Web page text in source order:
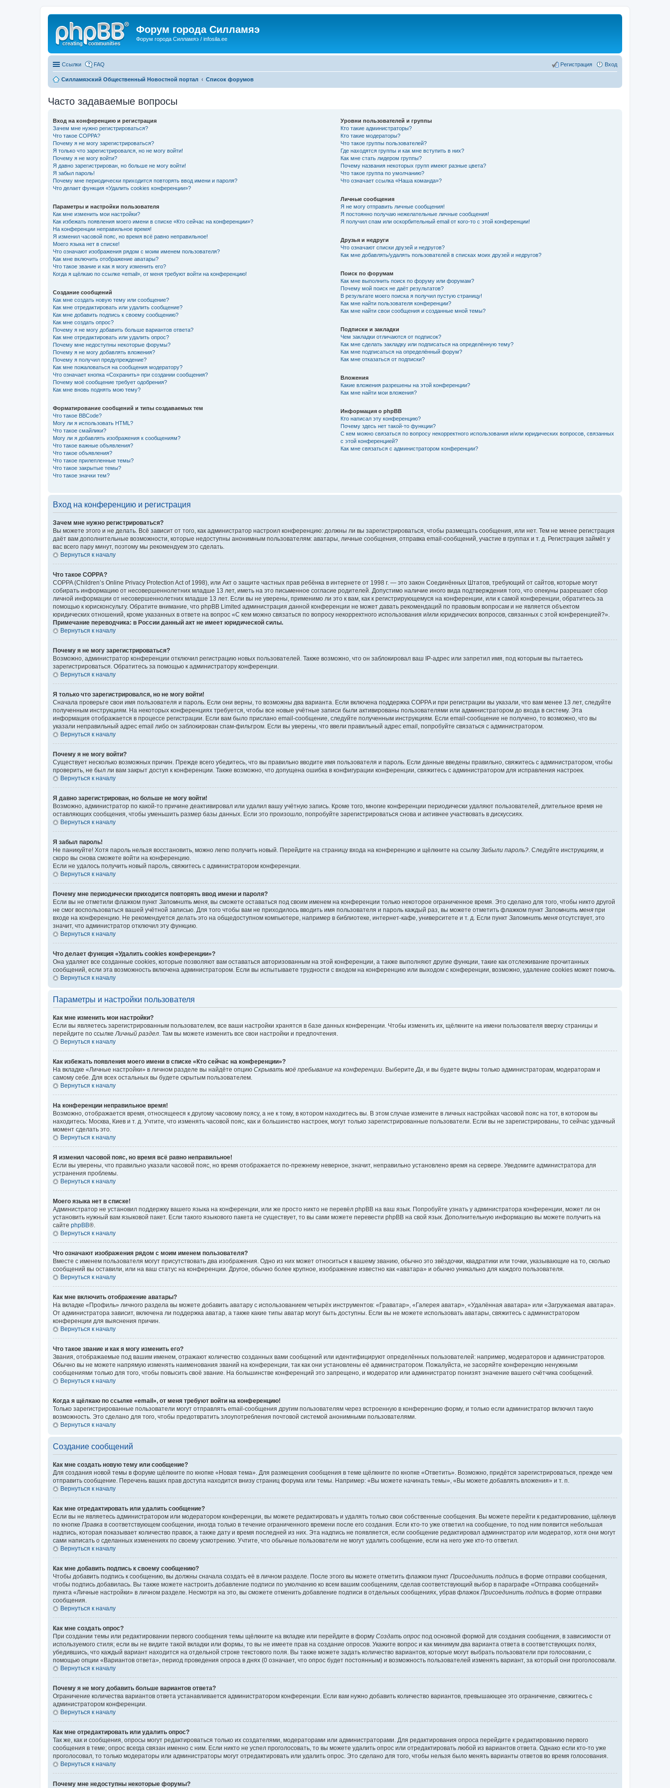
Форум города Силламяэ
Форум города Силламяэ / infosila.ee
Ссылки FAQ Вход
Регистрация
Силламяэский Общественный Новостной портал Список форумов
Часто задаваемые вопросы
Вход на конференцию и регистрация
Зачем мне нужно регистрироваться?
Что такое COPPA?
Почему я не могу зарегистрироваться?
Я только что зарегистрировался, но не могу войти!
Почему я не могу войти?
Я давно зарегистрирован, но больше не могу войти!
Я забыл пароль!
Почему мне периодически приходится повторять ввод имени и пароля?
Что делает функция «Удалить cookies конференции»?
Параметры и настройки пользователя
Как мне изменить мои настройки?
Как избежать появления моего имени в списке «Кто сейчас на конференции»?
На конференции неправильное время!
Я изменил часовой пояс, но время всё равно неправильное!
Моего языка нет в списке!
Что означают изображения рядом с моим именем пользователя?
Как мне включить отображение аватары?
Что такое звание и как я могу изменить его?
Когда я щёлкаю по ссылке «email», от меня требуют войти на конференцию!
Создание сообщений
Как мне создать новую тему или сообщение?
Как мне отредактировать или удалить сообщение?
Как мне добавить подпись к своему сообщению?
Как мне создать опрос?
Почему я не могу добавить больше вариантов ответа?
Как мне отредактировать или удалить опрос?
Почему мне недоступны некоторые форумы?
Почему я не могу добавлять вложения?
Почему я получил предупреждение?
Как мне пожаловаться на сообщения модератору?
Что означает кнопка «Сохранить» при создании сообщения?
Почему моё сообщение требует одобрения?
Как мне вновь поднять мою тему?
Форматирование сообщений и типы создаваемых тем
Что такое BBCode?
Могу ли я использовать HTML?
Что такое смайлики?
Могу ли я добавлять изображения к сообщениям?
Что такое важные объявления?
Что такое объявления?
Что такое прилепленные темы?
Что такое закрытые темы?
Что такое значки тем?
Уровни пользователей и группы
Кто такие администраторы?
Кто такие модераторы?
Что такое группы пользователей?
Где находятся группы и как мне вступить в них?
Как мне стать лидером группы?
Почему названия некоторых групп имеют разные цвета?
Что такое группа по умолчанию?
Что означает ссылка «Наша команда»?
Личные сообщения
Я не могу отправить личные сообщения!
Я постоянно получаю нежелательные личные сообщения!
Я получил спам или оскорбительный email от кого-то с этой конференции!
Друзья и недруги
Что означают списки друзей и недругов?
Как мне добавлять/удалять пользователей в списках моих друзей и недругов?
Поиск по форумам
Как мне выполнить поиск по форуму или форумам?
Почему мой поиск не даёт результатов?
В результате моего поиска я получил пустую страницу!
Как мне найти пользователя конференции?
Как мне найти свои сообщения и созданные мной темы?
Подписки и закладки
Чем закладки отличаются от подписок?
Как мне сделать закладку или подписаться на определённую тему?
Как мне подписаться на определённый форум?
Как мне отказаться от подписки?
Вложения
Какие вложения разрешены на этой конференции?
Как мне найти мои вложения?
Информация о phpBB
Кто написал эту конференцию?
Почему здесь нет такой-то функции?
С кем можно связаться по вопросу некорректного использования и/или юридических вопросов, связанных
с этой конференцией?
Как мне связаться с администратором конференции?
Вход на конференцию и регистрация
Зачем мне нужно регистрироваться?
Вы можете этого и не делать. Всё зависит от того, как администратор настроил конференцию: должны ли вы зарегистрироваться, чтобы размещать сообщения, или нет. Тем не менее регистрация
даёт вам дополнительные возможности, которые недоступны анонимным пользователям: аватары, личные сообщения, отправка email-сообщений, участие в группах и т. д. Регистрация займёт у
вас всего пару минут, поэтому мы рекомендуем это сделать.
Вернуться к началу
Что такое COPPA?
COPPA (Children’s Online Privacy Protection Act of 1998), или Акт о защите частных прав ребёнка в интернете от 1998 г. — это закон Соединённых Штатов, требующий от сайтов, которые могут
собирать информацию от несовершеннолетних младше 13 лет, иметь на это письменное согласие родителей. Допустимо наличие иного вида подтверждения того, что опекуны разрешают сбор
личной информации от несовершеннолетних младше 13 лет. Если вы не уверены, применимо ли это к вам, как к регистрирующемуся на конференции, или к самой конференции, обратитесь за
помощью к юрисконсульту. Обратите внимание, что phpBB Limited администрация данной конференции не может давать рекомендаций по правовым вопросам и не является объектом
юридических отношений, кроме указанных в ответе на вопрос «С кем можно связаться по вопросу некорректного использования и/или юридических вопросов, связанных с этой конференцией?».
Примечание переводчика: в России данный акт не имеет юридической силы.
Вернуться к началу
Почему я не могу зарегистрироваться?
Возможно, администратор конференции отключил регистрацию новых пользователей. Также возможно, что он заблокировал ваш IP-адрес или запретил имя, под которым вы пытаетесь
зарегистрироваться. Обратитесь за помощью к администратору конференции.
Вернуться к началу
Я только что зарегистрировался, но не могу войти!
Сначала проверьте свои имя пользователя и пароль. Если они верны, то возможны два варианта. Если включена поддержка COPPA и при регистрации вы указали, что вам менее 13 лет, следуйте
полученным инструкциям. На некоторых конференциях требуется, чтобы все новые учётные записи были активированы пользователями или администратором до входа в систему. Эта
информация отображается в процессе регистрации. Если вам было прислано email-сообщение, следуйте полученным инструкциям. Если email-сообщение не получено, то возможно, что вы
указали неправильный адрес email либо он заблокирован спам-фильтром. Если вы уверены, что ввели правильный адрес email, попробуйте связаться с администратором.
Вернуться к началу
Почему я не могу войти?
Существует несколько возможных причин. Прежде всего убедитесь, что вы правильно вводите имя пользователя и пароль. Если данные введены правильно, свяжитесь с администратором, чтобы
проверить, не был ли вам закрыт доступ к конференции. Также возможно, что допущена ошибка в конфигурации конференции, свяжитесь с администратором для исправления настроек.
Вернуться к началу
Я давно зарегистрирован, но больше не могу войти!
Возможно, администратор по какой-то причине деактивировал или удалил вашу учётную запись. Кроме того, многие конференции периодически удаляют пользователей, длительное время не
оставляющих сообщения, чтобы уменьшить размер базы данных. Если это произошло, попробуйте зарегистрироваться снова и активнее участвовать в дискуссиях.
Вернуться к началу
Я забыл пароль!
Не паникуйте! Хотя пароль нельзя восстановить, можно легко получить новый. Перейдите на страницу входа на конференцию и щёлкните на ссылку Забыли пароль? . Следуйте инструкциям, и
скоро вы снова сможете войти на конференцию.
Если не удалось получить новый пароль, свяжитесь с администратором конференции.
Вернуться к началу
Почему мне периодически приходится повторять ввод имени и пароля?
Если вы не отметили флажком пункт Запомнить меня , вы сможете оставаться под своим именем на конференции только некоторое ограниченное время. Это сделано для того, чтобы никто другой
не смог воспользоваться вашей учётной записью. Для того чтобы вам не приходилось вводить имя пользователя и пароль каждый раз, вы можете отметить флажком пункт Запомнить меня при
входе на конференцию. Не рекомендуется делать это на общедоступном компьютере, например в библиотеке, интернет-кафе, университете и т. д. Если пункт Запомнить меня отсутствует, это
значит, что администратор отключил эту функцию.
Вернуться к началу
Что делает функция «Удалить cookies конференции»?
Она удаляет все созданные cookies, которые позволяют вам оставаться авторизованным на этой конференции, а также выполняют другие функции, такие как отслеживание прочитанных
сообщений, если эта возможность включена администратором. Если вы испытываете трудности с входом на конференцию или выходом с конференции, возможно, удаление cookies может помочь.
Вернуться к началу
Параметры и настройки пользователя
Как мне изменить мои настройки?
Если вы являетесь зарегистрированным пользователем, все ваши настройки хранятся в базе данных конференции. Чтобы изменить их, щёлкните на имени пользователя вверху страницы и
перейдите по ссылке Личный раздел . Там вы можете изменить все свои настройки и предпочтения.
Вернуться к началу
Как избежать появления моего имени в списке «Кто сейчас на конференции»?
На вкладке «Личные настройки» в личном разделе вы найдёте опцию Скрывать моё пребывание на конференции . Выберите Да , и вы будете видны только администраторам, модераторам и
самому себе. Для всех остальных вы будете скрытым пользователем.
Вернуться к началу
На конференции неправильное время!
Возможно, отображается время, относящееся к другому часовому поясу, а не к тому, в котором находитесь вы. В этом случае измените в личных настройках часовой пояс на тот, в котором вы
находитесь: Москва, Киев и т. д. Учтите, что изменять часовой пояс, как и большинство настроек, могут только зарегистрированные пользователи. Если вы не зарегистрированы, то сейчас удачный
момент сделать это.
Вернуться к началу
Я изменил часовой пояс, но время всё равно неправильное!
Если вы уверены, что правильно указали часовой пояс, но время отображается по-прежнему неверное, значит, неправильно установлено время на сервере. Уведомите администратора для
устранения проблемы.
Вернуться к началу
Моего языка нет в списке!
Администратор не установил поддержку вашего языка на конференции, или же просто никто не перевёл phpBB на ваш язык. Попробуйте узнать у администратора конференции, может ли он
установить нужный вам языковой пакет. Если такого языкового пакета не существует, то вы сами можете перевести phpBB на свой язык. Дополнительную информацию вы можете получить на
сайте phpBB®.
Вернуться к началу
Что означают изображения рядом с моим именем пользователя?
Вместе с именем пользователя могут присутствовать два изображения. Одно из них может относиться к вашему званию, обычно это звёздочки, квадратики или точки, указывающие на то, сколько
сообщений вы оставили, или на ваш статус на конференции. Другое, обычно более крупное, изображение известно как «аватара» и обычно уникально для каждого пользователя.
Вернуться к началу
Как мне включить отображение аватары?
На вкладке «Профиль» личного раздела вы можете добавить аватару с использованием четырёх инструментов: «Граватар», «Галерея аватар», «Удалённая аватара» или «Загружаемая аватара».
От администратора зависит, включена ли поддержка аватар, а также какие типы аватар могут быть доступны. Если вы не можете использовать аватары, свяжитесь с администратором
конференции для выяснения причин.
Вернуться к началу
Что такое звание и как я могу изменить его?
Звания, отображаемые под вашим именем, отражают количество созданных вами сообщений или идентифицируют определённых пользователей: например, модераторов и администраторов.
Обычно вы не можете напрямую изменять наименования званий на конференции, так как они установлены её администратором. Пожалуйста, не засоряйте конференцию ненужными
сообщениями только для того, чтобы повысить своё звание. На большинстве конференций это запрещено, и модератор или администратор понизят значение вашего счётчика сообщений.
Вернуться к началу
Когда я щёлкаю по ссылке «email», от меня требуют войти на конференцию!
Только зарегистрированные пользователи могут отправлять email-сообщения другим пользователям через встроенную в конференцию форму, и только если администратор включил такую
возможность. Это сделано для того, чтобы предотвратить злоупотребления почтовой системой анонимными пользователями.
Вернуться к началу
Создание сообщений
Как мне создать новую тему или сообщение?
Для создания новой темы в форуме щёлкните по кнопке «Новая тема». Для размещения сообщения в теме щёлкните по кнопке «Ответить». Возможно, придётся зарегистрироваться, прежде чем
отправить сообщение. Перечень ваших прав доступа находится внизу страниц форума или темы. Например: «Вы можете начинать темы», «Вы можете добавлять вложения» и т. п.
Вернуться к началу
Как мне отредактировать или удалить сообщение?
Если вы не являетесь администратором или модератором конференции, вы можете редактировать и удалять только свои собственные сообщения. Вы можете перейти к редактированию, щёлкнув
по кнопке Правка в соответствующем сообщении, иногда только в течение ограниченного времени после его создания. Если кто-то уже ответил на сообщение, то под ним появится небольшая
надпись, которая показывает количество правок, а также дату и время последней из них. Эта надпись не появляется, если сообщение редактировал администратор или модератор, хотя они могут
сами написать о сделанных изменениях по своему усмотрению. Учтите, что обычные пользователи не могут удалить сообщение, если на него уже кто-то ответил.
Вернуться к началу
Как мне добавить подпись к своему сообщению?
Чтобы добавить подпись к сообщению, вы должны сначала создать её в личном разделе. После этого вы можете отметить флажком пункт Присоединить подпись в форме отправки сообщения,
чтобы подпись добавилась. Вы также можете настроить добавление подписи по умолчанию ко всем вашим сообщениям, сделав соответствующий выбор в параграфе «Отправка сообщений»
пункта «Личные настройки» в личном разделе. Несмотря на это, вы сможете отменить добавление подписи в отдельных сообщениях, убрав флажок Присоединить подпись в форме отправки
сообщения.
Вернуться к началу
Как мне создать опрос?
При создании темы или редактировании первого сообщения темы щёлкните на вкладке или перейдите в форму Создать опрос под основной формой для создания сообщения, в зависимости от
используемого стиля; если вы не видите такой вкладки или формы, то вы не имеете прав на создание опросов. Укажите вопрос и как минимум два варианта ответа в соответствующих полях,
убедившись, что каждый вариант находится на отдельной строке текстового поля. Вы также можете задать количество вариантов, которые могут выбрать пользователи при голосовании, с
помощью опции «Вариантов ответа», период проведения опроса в днях (0 означает, что опрос будет постоянным) и возможность пользователей изменять вариант, за который они проголосовали.
Вернуться к началу
Почему я не могу добавить больше вариантов ответа?
Ограничение количества вариантов ответа устанавливается администратором конференции. Если вам нужно добавить количество вариантов, превышающее это ограничение, свяжитесь с
администратором конференции.
Вернуться к началу
Как мне отредактировать или удалить опрос?
Так же, как и сообщения, опросы могут редактироваться только их создателями, модераторами или администраторами. Для редактирования опроса перейдите к редактированию первого
сообщения в теме; опрос всегда связан именно с ним. Если никто не успел проголосовать, то вы можете удалить опрос или отредактировать любой из вариантов ответа. Однако если кто-то уже
проголосовал, то только модераторы или администраторы могут отредактировать или удалить опрос. Это сделано для того, чтобы нельзя было менять варианты ответов во время голосования.
Вернуться к началу
Почему мне недоступны некоторые форумы?